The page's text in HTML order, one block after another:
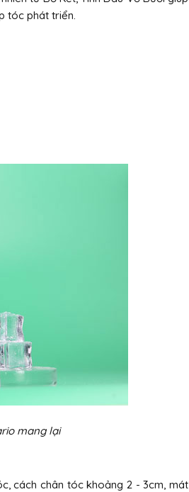
tóc phát triển.
mang lại
cách chân tóc khoảng 2 - 3cm, mát